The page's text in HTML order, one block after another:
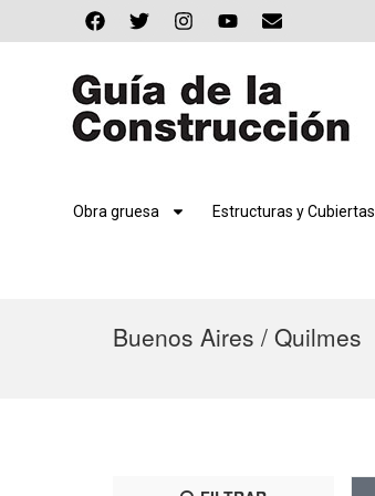
Obra gruesa Estructuras y Cubiertas
Buenos Aires / Quilmes